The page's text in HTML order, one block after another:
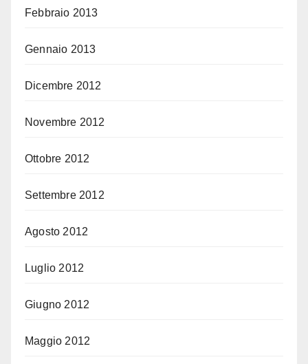
Febbraio 2013
Gennaio 2013
Dicembre 2012
Novembre 2012
Ottobre 2012
Settembre 2012
Agosto 2012
Luglio 2012
Giugno 2012
Maggio 2012